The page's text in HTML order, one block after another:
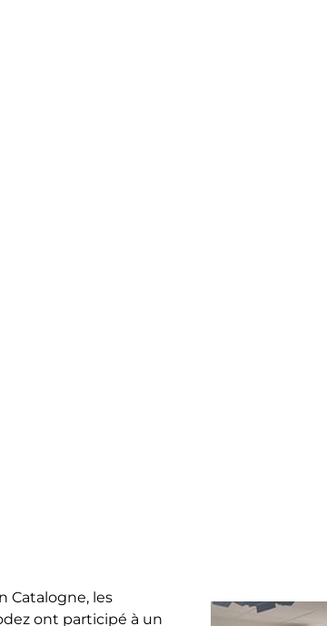
Catalogne, les
ont participé à un